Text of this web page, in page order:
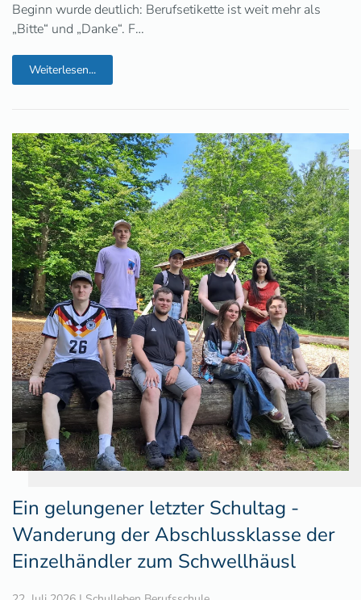
Beginn wurde deutlich: Berufsetikette ist weit mehr als
„Bitte“ und „Danke“. F…
Weiterlesen...
Ein gelungener letzter Schultag -
Wanderung der Abschlussklasse der
Einzelhändler zum Schwellhäusl